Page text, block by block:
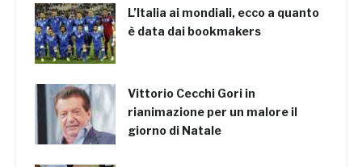
L’Italia ai mondiali, ecco a quanto
è data dai bookmakers
Vittorio Cecchi Gori in
rianimazione per un malore il
giorno di Natale